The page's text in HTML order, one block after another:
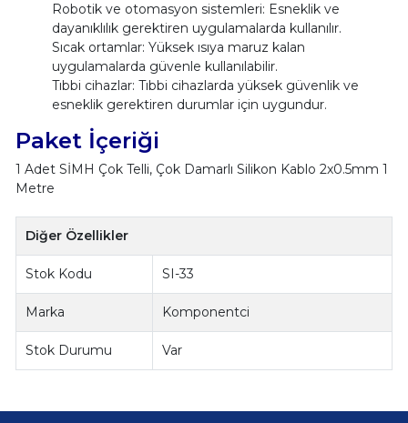
Robotik ve otomasyon sistemleri: Esneklik ve
dayanıklılık gerektiren uygulamalarda kullanılır.
Sıcak ortamlar: Yüksek ısıya maruz kalan
uygulamalarda güvenle kullanılabilir.
Tıbbi cihazlar: Tıbbi cihazlarda yüksek güvenlik ve
esneklik gerektiren durumlar için uygundur.
Paket İçeriği
1 Adet SİMH Çok Telli, Çok Damarlı Silikon Kablo 2x0.5mm 1
Metre
Diğer Özellikler
Stok Kodu SI-33
Marka Komponentci
Stok Durumu Var